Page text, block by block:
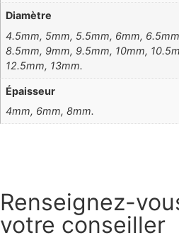
Diamètre
4.5mm, 5mm, 5.5mm, 6mm,
8.5mm, 9mm, 9.5mm, 10mm,
12.5mm, 13mm.
Épaisseur
4mm, 6mm, 8mm.
Renseignez-
votre conseiller